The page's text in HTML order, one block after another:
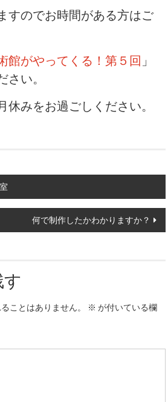
すのでお時間がある方はご
館がやってくる！第５回 」
さい。
休みをお過ごしください。
何で制作したかわかりますか？
ことはありません。 ※ が付いている欄